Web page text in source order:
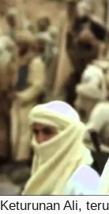
Keturunan Ali,